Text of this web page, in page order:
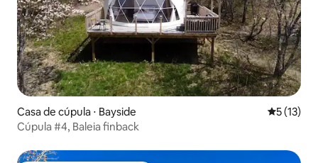
Casa de cúpula ⋅ Bayside 5 de uma
5 (13)
Cúpula #4, Baleia finback